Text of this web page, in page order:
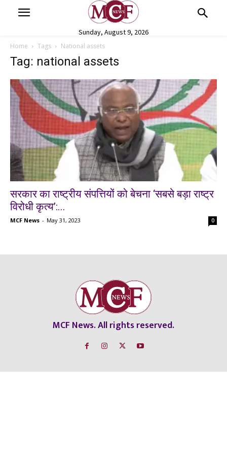
Sunday, August 9, 2026
Home Tags National assets
Tag: national assets
सरकार का राष्ट्रीय संपत्तियों को बेचना ‘सबसे बड़ा राष्ट्र
विरोधी कृत्य’:...
MCF News - May 31, 2023 0
MCF News. All rights reserved.